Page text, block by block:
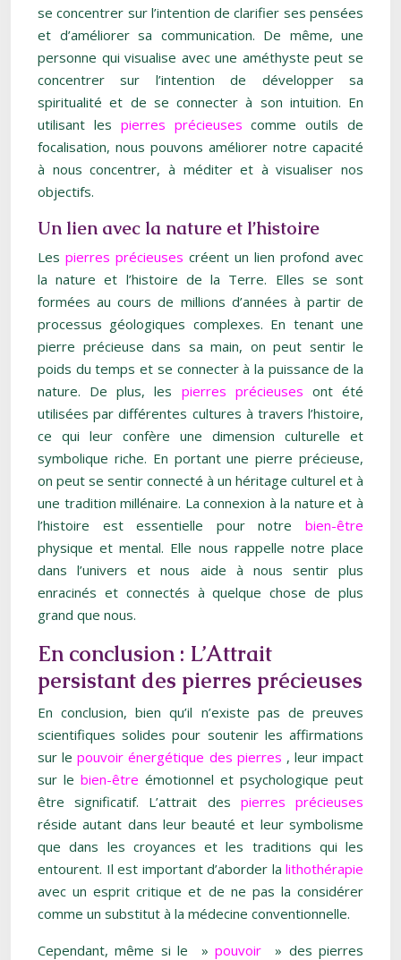
se concentrer sur l’intention de clarifier ses pensées
et d’améliorer sa communication. De même, une
personne qui visualise avec une améthyste peut se
concentrer sur l’intention de développer sa
spiritualité et de se connecter à son intuition. En
utilisant les pierres précieusescomme outils de
focalisation, nous pouvons améliorer notre capacité
à nous concentrer, à méditer et à visualiser nos
objectifs.
Un lien avec la nature et l’histoire
Les pierres précieuses créent un lien profond avec
la nature et l’histoire de la Terre. Elles se sont
formées au cours de millions d’années à partir de
processus géologiques complexes. En tenant une
pierre précieuse dans sa main, on peut sentir le
poids du temps et se connecter à la puissance de la
nature. De plus, les pierres précieuses ont été
utilisées par différentes cultures à travers l’histoire,
ce qui leur confère une dimension culturelle et
symbolique riche. En portant une pierre précieuse,
on peut se sentir connecté à un héritage culturel et à
une tradition millénaire. La connexion à la nature et à
l’histoire est essentielle pour notre bien-être
physique et mental. Elle nous rappelle notre place
dans l’univers et nous aide à nous sentir plus
enracinés et connectés à quelque chose de plus
grand que nous.
En conclusion : L’Attrait
persistant des pierres précieuses
En conclusion, bien qu’il n’existe pas de preuves
scientifiques solides pour soutenir les affirmations
sur lepouvoir énergétique des pierres , leur impact
sur le bien-être émotionnel et psychologique peut
être significatif. L’attrait des pierres précieuses
réside autant dans leur beauté et leur symbolisme
que dans les croyances et les traditions qui les
entourent. Il est important d’aborder la lithothérapie
avec un esprit critique et de ne pas la considérer
comme un substitut à la médecine conventionnelle.
Cependant, même si le »pouvoir
» des pierres